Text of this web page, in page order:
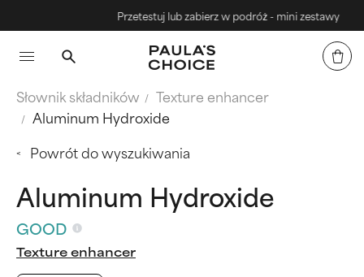
Przetestuj lub zabierz w podróż - mini zestawy
Słownik składników
Texture enhancer
Aluminum Hydroxide
Powrót do wyszukiwania
Aluminum Hydroxide
GOOD
Texture enhancer